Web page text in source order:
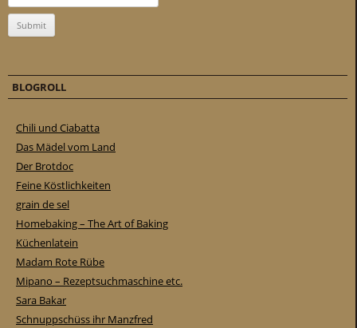
BLOGROLL
Chili und Ciabatta
Das Mädel vom Land
Der Brotdoc
Feine Köstlichkeiten
grain de sel
Homebaking – The Art of Baking
Küchenlatein
Madam Rote Rübe
Mipano – Rezeptsuchmaschine etc.
Sara Bakar
Schnuppschüss ihr Manzfred